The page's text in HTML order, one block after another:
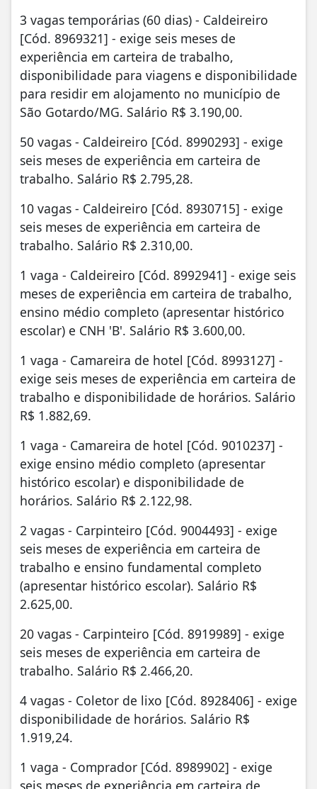
3 vagas temporárias (60 dias) - Caldeireiro
[Cód. 8969321] - exige seis meses de
experiência em carteira de trabalho,
disponibilidade para viagens e disponibilidade
para residir em alojamento no município de
São Gotardo/MG. Salário R$ 3.190,00.
50 vagas - Caldeireiro [Cód. 8990293] - exige
seis meses de experiência em carteira de
trabalho. Salário R$ 2.795,28.
10 vagas - Caldeireiro [Cód. 8930715] - exige
seis meses de experiência em carteira de
trabalho. Salário R$ 2.310,00.
1 vaga - Caldeireiro [Cód. 8992941] - exige seis
meses de experiência em carteira de trabalho,
ensino médio completo (apresentar histórico
escolar) e CNH 'B'. Salário R$ 3.600,00.
1 vaga - Camareira de hotel [Cód. 8993127] -
exige seis meses de experiência em carteira de
trabalho e disponibilidade de horários. Salário
R$ 1.882,69.
1 vaga - Camareira de hotel [Cód. 9010237] -
exige ensino médio completo (apresentar
histórico escolar) e disponibilidade de
horários. Salário R$ 2.122,98.
2 vagas - Carpinteiro [Cód. 9004493] - exige
seis meses de experiência em carteira de
trabalho e ensino fundamental completo
(apresentar histórico escolar). Salário R$
2.625,00.
20 vagas - Carpinteiro [Cód. 8919989] - exige
seis meses de experiência em carteira de
trabalho. Salário R$ 2.466,20.
4 vagas - Coletor de lixo [Cód. 8928406] - exige
disponibilidade de horários. Salário R$
1.919,24.
1 vaga - Comprador [Cód. 8989902] - exige